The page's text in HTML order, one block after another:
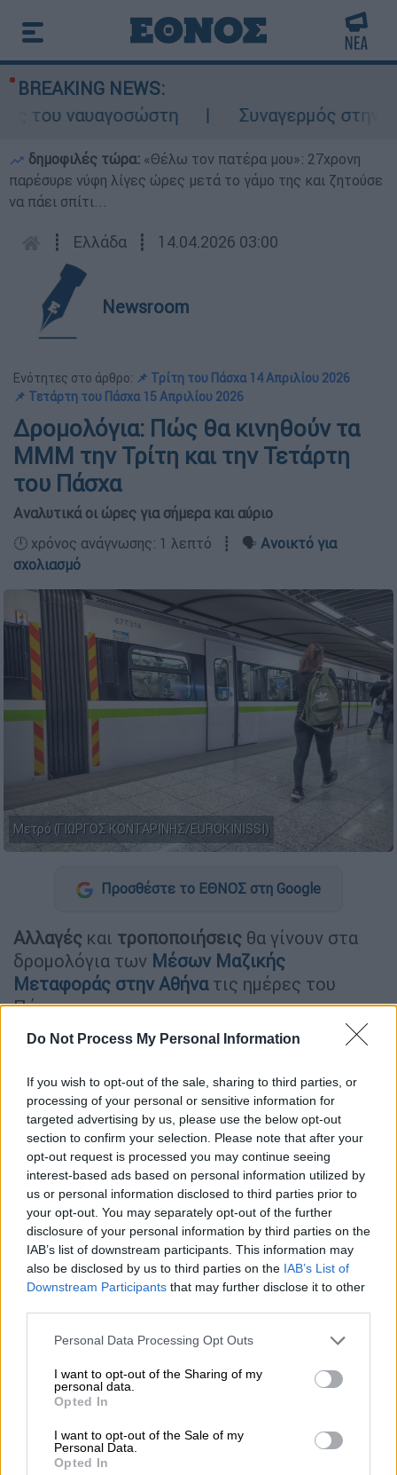
Do Not Process My Personal Information
If you wish to opt-out of the sale, sharing to third parties, or
processing of your personal or sensitive information for
targeted advertising by us, please use the below opt-out
section to confirm your selection. Please note that after your
opt-out request is processed you may continue seeing
interest-based ads based on personal information utilized by
us or personal information disclosed to third parties prior to
your opt-out. You may separately opt-out of the further
disclosure of your personal information by third parties on the
IAB’s list of downstream participants. This information may
also be disclosed by us to third parties on the IAB’s List of
Downstream Participants that may further disclose it to other
Please note that this website/app uses one or more Google
not limited to your visit or usage behaviour. You may click to
grant or deny consent to Google and its third-party tags to
use your data for below specified purposes in below Google
consent section.
Personal Data Processing Opt Outs
I want to opt-out of the Sharing of my
personal data.
Opted In
I want to opt-out of the Sale of my
Personal Data.
Opted In
BREAKING NEWS:
του ναυαγοσώστη
Συναγερμός στην
δημοφιλές τώρα: «Θέλω τον πατέρα μου»: 27χρονη
παρέσυρε νύφη λίγες ώρες μετά το γάμο της και ζητούσε
να πάει σπίτι...
┋ Ελλάδα ┋ 14.04.2026 03:00
Newsroom
Ενότητες στο άρθρο: 📌 Τρίτη του Πάσχα 14 Απριλίου 2026
📌 Τετάρτη του Πάσχα 15 Απριλίου 2026
Δρομολόγια: Πώς θα κινηθούν τα
ΜΜΜ την Τρίτη και την Τετάρτη
του Πάσχα
Αναλυτικά οι ώρες για σήμερα και αύριο
🕛 χρόνος ανάγνωσης: 1 λεπτό ┋ 🗣️ Ανοικτό για
σχολιασμό
Μετρό (ΓΙΩΡΓΟΣ ΚΟΝΤΑΡΙΝΗΣ/EUROKINISSI)
Προσθέστε το ΕΘΝΟΣ στη Google
Αλλαγές και τροποποιήσεις θα γίνουν στα
δρομολόγια των Μέσων Μαζικής
Μεταφοράς στην Αθήνατις ημέρες του
Πάσχα.
ΣήμεραΜεγάλο Σάββατοτα τελευταία
23:00. Ειδικότερα:
ΔΙΑΒΑΣΤΕ ΕΠΙΣΗΣ
Ελλάδα|10.04.2026 10:51
Φεύγουν και οι τελευταίοι εκδρομείς
του Πάσχα: Αυξημένη κίνηση σε
διόδια και λιμάνια
Τρίτη του Πάσχα 14 Απριλίου 2026
Λεωφορεία και Τρόλεϊ:Συνήθως
εφαρμόζεται πρόγραμμα δρομολογίων
Γραμμή 1 Μετρό: Δρομολόγια ανά 7,5' μεταξύ
5:30 – 22:30, ανά 11,5'-15' τις υπόλοιπες